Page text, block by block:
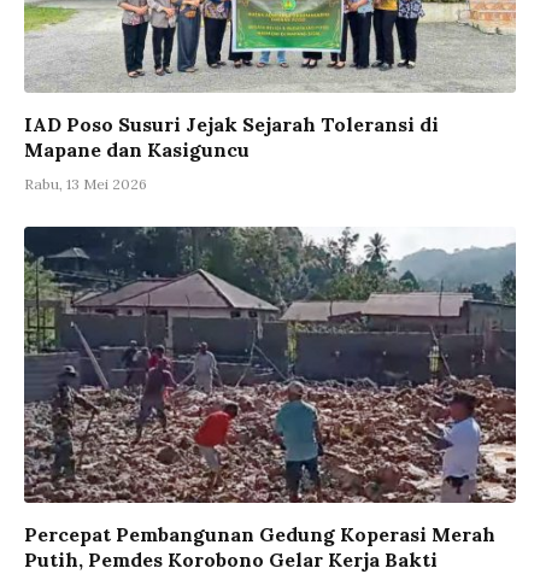
IAD Poso Susuri Jejak Sejarah Toleransi di
Mapane dan Kasiguncu
Rabu, 13 Mei 2026
Percepat Pembangunan Gedung Koperasi Merah
Putih, Pemdes Korobono Gelar Kerja Bakti